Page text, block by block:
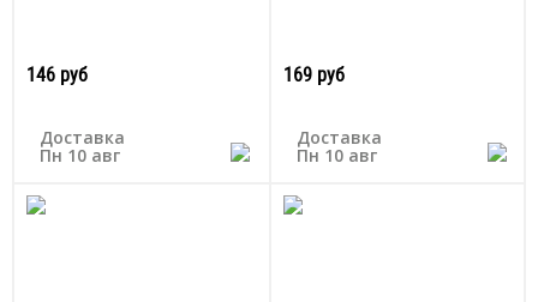
146 руб
Доставка
Пн 10 авг
169 руб
Доставка
Пн 10 авг